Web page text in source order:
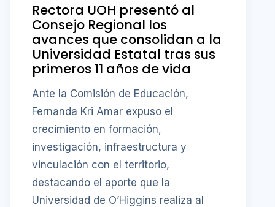
Rectora UOH presentó al
Consejo Regional los
avances que consolidan a la
Universidad Estatal tras sus
primeros 11 años de vida
Ante la Comisión de Educación,
Fernanda Kri Amar expuso el
crecimiento en formación,
investigación, infraestructura y
vinculación con el territorio,
destacando el aporte que la
Universidad de O’Higgins realiza al